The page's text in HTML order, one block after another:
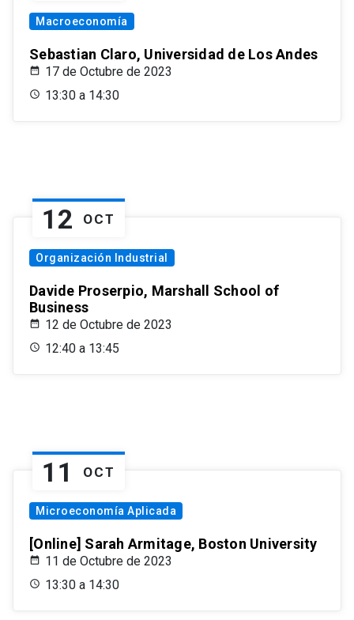
Macroeconomía
Sebastian Claro, Universidad de Los Andes
17 de Octubre de 2023
13:30 a 14:30
12 OCT
Organización Industrial
Davide Proserpio, Marshall School of
Business
12 de Octubre de 2023
12:40 a 13:45
11 OCT
Microeconomía Aplicada
[Online] Sarah Armitage, Boston University
11 de Octubre de 2023
13:30 a 14:30